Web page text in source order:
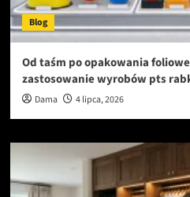
Blog
Od taśm po opakowania
zastosowanie wyrobów pts
Dama 4 lipca, 2026